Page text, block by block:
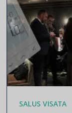
SALUS VISATA